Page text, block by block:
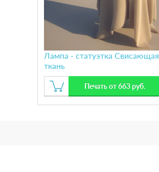
Лампа - статуэтка Свисающая
ткань
Печать от 663 руб.